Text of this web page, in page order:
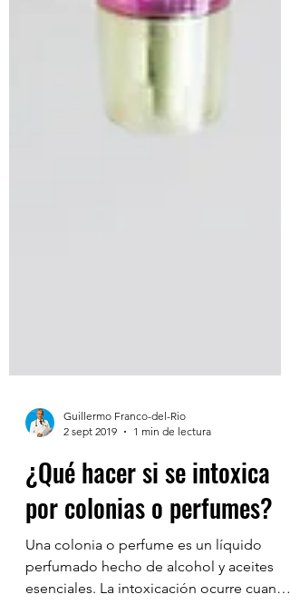
2 sept 2019
1 min de lectura
¿Qué hacer si se intoxica
por colonias o perfumes?
Una colonia o perfume es un líquido